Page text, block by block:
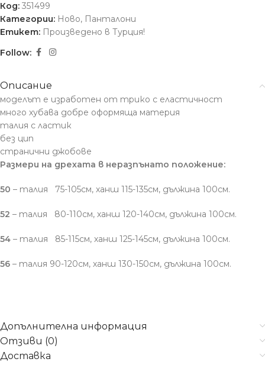
Код: 351499
Категории: Ново, Панталони
Етикет: Произведено в Турция!
Follow:
Описание
моделът е изработен от трико с еластичност
много хубава добре оформяща материя
талия с ластик
без цип
странични джобове
Размери на дрехата в неразпънато положение:
50 – талия 75-105см, ханш 115-135см, дължина 100см.
52 – талия 80-110см, ханш 120-140см, дължина 100см.
54 – талия 85-115см, ханш 125-145см, дължина 100см.
56 – талия 90-120см, ханш 130-150см, дължина 100см.
Допълнителна информация
Отзиви (0)
Доставка